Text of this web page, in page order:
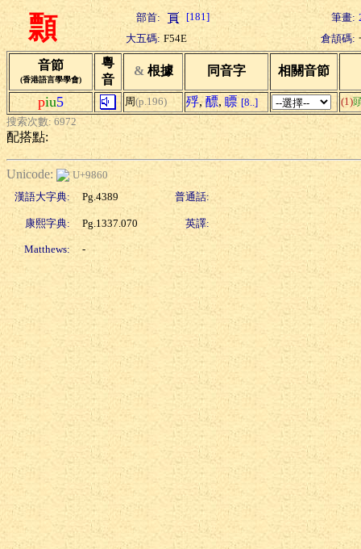
顠 部首: [181] 筆畫:
大五碼: F54E 倉頡碼:
音節
(香港語言學學會)
粵
音
& 根據 同音字 相關音節
piu5 周(p.196) 殍, 醥, 瞟 [8..] (1)
搜索次數: 6972
配搭點:
Unicode:
U+9860
漢語大字典:
Pg.4389 普通話:
康熙字典: Pg.1337.070 英譯:
Matthews: -